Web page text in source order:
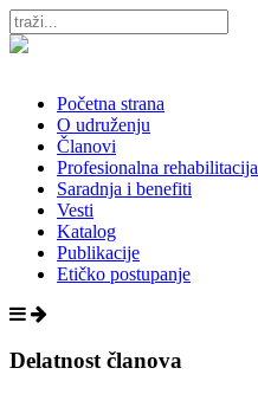
Početna strana
O udruženju
Članovi
Profesionalna rehabilitacija
Saradnja i benefiti
Vesti
Katalog
Publikacije
Etičko postupanje
Delatnost članova